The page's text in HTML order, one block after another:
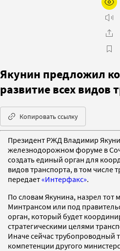
Якунин предложил
развитие всех видов
Копировать ссылку
Президент РЖД Владимир
железнодорожном форуме в
создать единый орган для
видов транспорта, в том числе
передает«Интерфакс».
По словам Якунина, назрел тот
Минтрансом или под
орган, который будет
стратегическими целями
Иначе сейчас трубопроводный
компетенции другого